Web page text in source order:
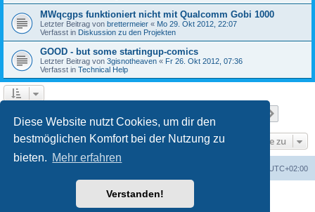
Diese Website nutzt Cookies, um dir den
bestmöglichen Komfort bei der Nutzung zu
bieten. Mehr erfahren
Verstanden!
MWqcgps funktioniert nicht mit Qualcomm Gobi 1000
Letzter Beitrag von brettermeier « Mo 29. Okt 2012, 22:07
Verfasst in Diskussion zu den Projekten
GOOD - but some startingup-comics
Letzter Beitrag von 3gisnotheaven « Fr 26. Okt 2012, 07:36
Verfasst in Technical Help
Gehe zu
UTC+02:00
Powered byphpBB® Forum Software © phpBB Limited
phpBB.de